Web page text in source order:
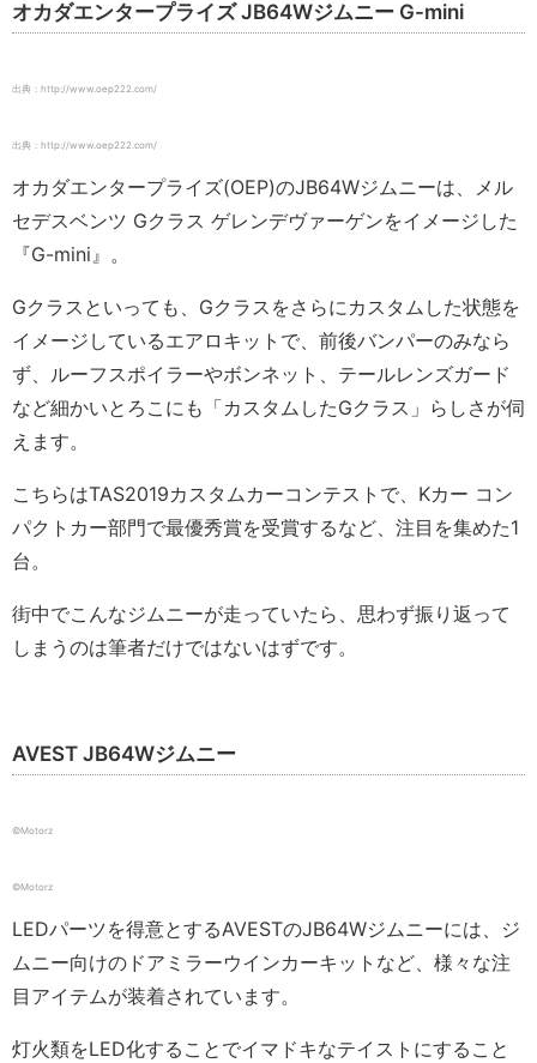
オカダエンタープライズ JB64Wジムニー G-mini
出典：http://www.oep222.com/
出典：http://www.oep222.com/
オカダエンタープライズ(OEP)のJB64Wジムニーは、メル
セデスベンツ Gクラス ゲレンデヴァーゲンをイメージした
『G-mini』。
Gクラスといっても、Gクラスをさらにカスタムした状態を
イメージしているエアロキットで、前後バンパーのみなら
ず、ルーフスポイラーやボンネット、テールレンズガード
など細かいとろこにも「カスタムしたGクラス」らしさが伺
えます。
こちらはTAS2019カスタムカーコンテストで、Kカー コン
パクトカー部門で最優秀賞を受賞するなど、注目を集めた1
台。
街中でこんなジムニーが走っていたら、思わず振り返って
しまうのは筆者だけではないはずです。
AVEST JB64Wジムニー
©️Motorz
©️Motorz
LEDパーツを得意とするAVESTのJB64Wジムニーには、ジ
ムニー向けのドアミラーウインカーキットなど、様々な注
目アイテムが装着されています。
灯火類をLED化することでイマドキなテイストにすること